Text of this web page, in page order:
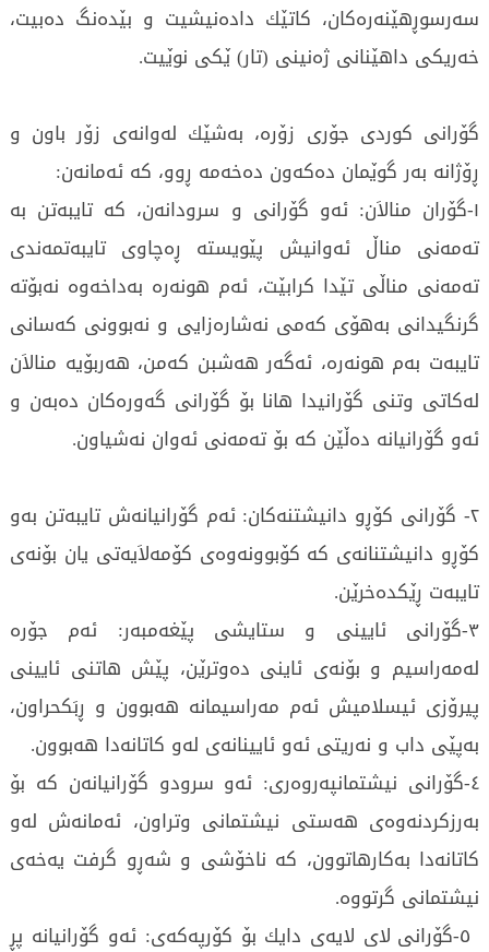
سه‌رسوڕهێنه‌ره‌كان، كاتێك داده‌نیشیت و بێده‌نگ ده‌بیت،
خه‌ریكی‌ داهێنانی‌ ژه‌نینی‌ (تار) ێكی‌ نوێیت.
گۆرانی‌ كوردی‌ جۆری‌ زۆره‌، به‌شێك له‌وانه‌ی‌ زۆر باون و
ڕۆژانه‌ به‌ر گوێمان ده‌كه‌ون ده‌خه‌مه‌ ڕوو، كه‌ ئه‌مانه‌ن:
١-گۆران منالاَن: ئه‌و گۆرانی‌ و سرودانه‌ن، كه‌ تایبه‌تن به‌
ته‌مه‌نی‌ مناڵ ئه‌وانیش پێویسته‌ ڕه‌چاوی‌ تایبه‌تمه‌ندی‌
ته‌مه‌نی‌ مناڵی‌ تێدا كرابێت، ئه‌م هونه‌ره‌ به‌داخه‌وه‌ نه‌بۆته‌
گرنگیدانی‌ به‌هۆی‌ كه‌می‌ نه‌شاره‌زایی‌ و نه‌بوونی‌ كه‌سانی‌
تایبه‌ت به‌م هونه‌ره‌، ئه‌گه‌ر هه‌شبن كه‌من، هه‌ربۆیه‌ منالاَن
له‌كاتی‌ وتنی‌ گۆرانیدا هانا بۆ گۆرانی‌ گه‌وره‌كان ده‌به‌ن و
ئه‌و گۆرانیانه‌ ده‌ڵێن كه‌ بۆ ته‌مه‌نی‌ ئه‌وان نه‌شیاون.
٢- گۆرانی‌ كۆڕو دانیشتنه‌كان: ئه‌م گۆرانیانه‌ش تایبه‌تن به‌و
كۆڕو دانیشتنانه‌ی‌ كه‌ كۆبوونه‌وه‌ی‌ كۆمه‌لاَیه‌تی‌ یان بۆنه‌ی‌
تایبه‌ت ڕێكده‌خرێن.
٣-گۆرانی‌ ئایینی‌ و ستایشی‌ پێغه‌مبه‌ر: ئه‌م جۆره‌
له‌مه‌راسیم و بۆنه‌ی‌ ئاینی‌ ده‌وترێن، پێش هاتنی‌ ئایینی‌
پیرۆزی‌ ئیسلامیش ئه‌م مه‌راسیمانه‌ هه‌بوون و ڕبَكحراون،
به‌پێی‌ داب و نه‌ریتی‌ ئه‌و ئایینانه‌ی‌ له‌و كاتانه‌دا هه‌بوون.
٤-گۆرانی‌ نیشتمانپه‌روه‌ری‌: ئه‌و سرودو گۆرانیانه‌ن كه‌ بۆ
به‌رزكردنه‌وه‌ی‌ هه‌ستی‌ نیشتمانی‌ وتراون، ئه‌مانه‌ش له‌و
كاتانه‌دا به‌كارهاتوون، كه‌ ناخۆشی‌ و شه‌ڕو گرفت یه‌خه‌ی‌
نیشتمانی‌ گرتووه‌.
٥-گۆرانی‌ لای‌ لایه‌ی‌ دایك بۆ كۆرپه‌كه‌ی‌: ئه‌و گۆرانیانه‌ پڕ